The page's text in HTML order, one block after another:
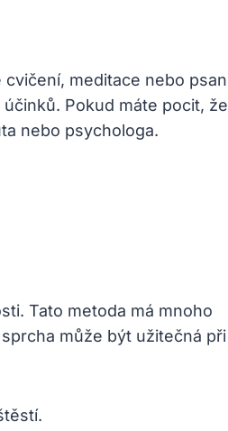
meditace nebo
Pokud máte pocit,
nebo psychologa.
Tato metoda má mnoho
může být užitečná při